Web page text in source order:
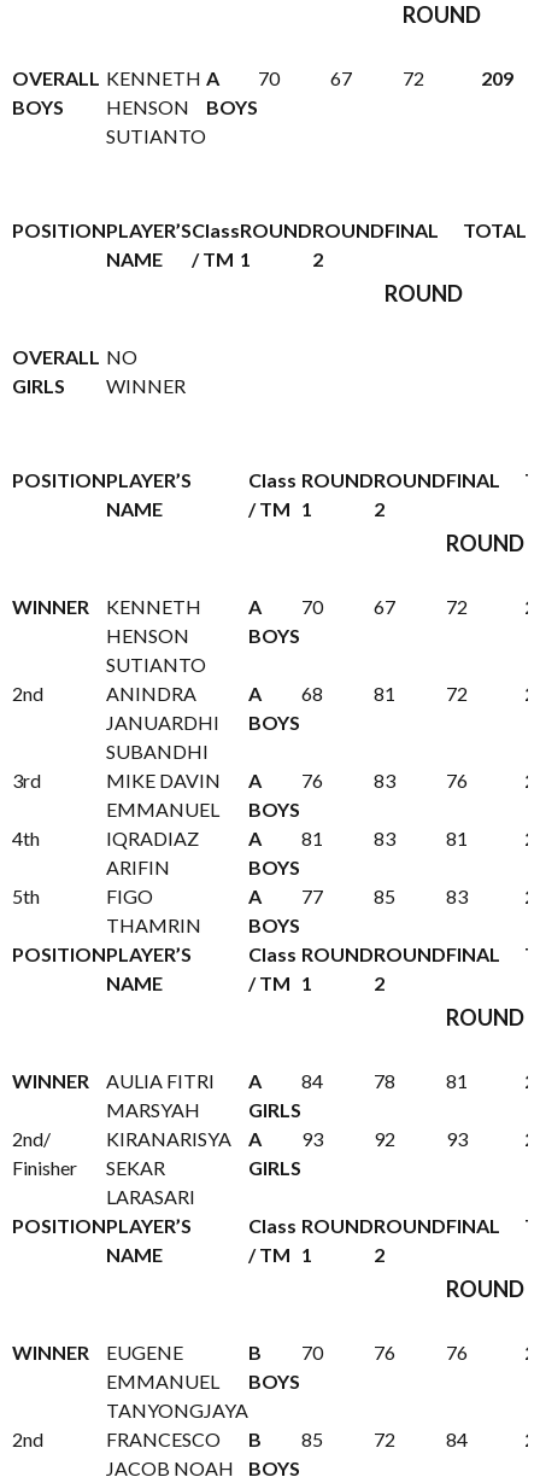
ROUND
OVERALL
BOYS
KENNETH
HENSON
SUTIANTO
A
BOYS
70 67 72 209
POSITIONPLAYER’S
NAME
Class
/ TM
ROUND
1
ROUND
2
FINAL
ROUND
TOTAL
OVERALL
GIRLS
NO
WINNER
POSITIONPLAYER’S
NAME
Class
/ TM
ROUND
1
ROUND
2
FINAL
ROUND
WINNER
KENNETH
HENSON
SUTIANTO
A
BOYS
70 67 72
2nd
ANINDRA
JANUARDHI
SUBANDHI
A
BOYS
68 81 72
3rd
MIKE DAVIN
EMMANUEL
A
BOYS
76 83 76
4th
IQRADIAZ
ARIFIN
A
BOYS
81 83 81
5th
FIGO
THAMRIN
A
BOYS
77 85 83
POSITIONPLAYER’S
NAME
Class
/ TM
ROUND
1
ROUND
2
FINAL
ROUND
WINNER
AULIA FITRI
MARSYAH
A
GIRLS
84 78 81
2nd/
Finisher
KIRANARISYA
SEKAR
LARASARI
A
GIRLS
93 92 93
POSITIONPLAYER’S
NAME
Class
/ TM
ROUND
1
ROUND
2
FINAL
ROUND
WINNER
EUGENE
EMMANUEL
TANYONGJAYA
B
BOYS
70 76 76
2nd
FRANCESCO
JACOB NOAH
B
BOYS
85 72 84